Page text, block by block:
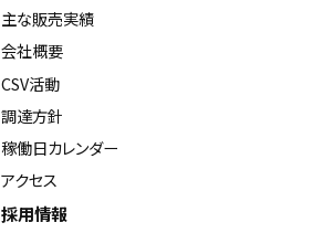
主な販売実績
会社概要
CSV活動
調達方針
稼働日カレンダー
アクセス
採用情報